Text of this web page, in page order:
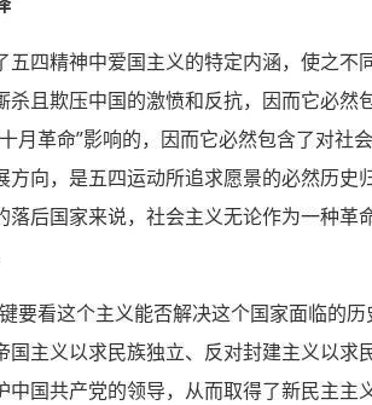
四精神中爱国主义的特定内涵，使之不
且欺压中国的激愤和反抗，因而它必然
月革命”影响的，因而它必然包含了对社
向，是五四运动所追求愿景的必然历史
后国家来说，社会主义无论作为一种革
要看这个主义能否解决这个国家面临的
主义以求民族独立、反对封建主义以求
国共产党的领导，从而取得了新民主主